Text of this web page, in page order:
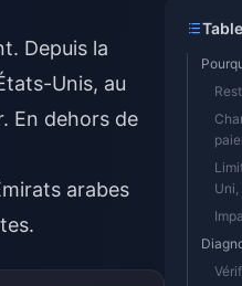
Depuis la
Unis, au
En dehors de
arabes